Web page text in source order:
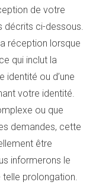
de votre
décrits ci-dessous.
réception lorsque
qui inclut la
identité ou d’une
votre identité.
ou que
demandes, cette
être
informerons le
telle prolongation.